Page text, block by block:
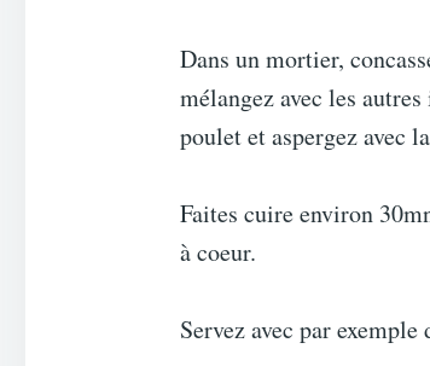
Dans un mortier,
mélangez avec les
poulet et aspergez avec
Faites cuire environ
à coeur.
Servez avec par